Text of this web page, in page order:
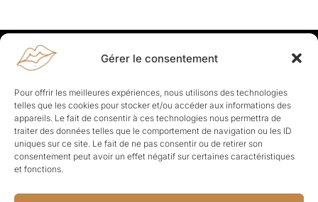
Gérer le consentement
Pour offrir les meilleures expériences, nous utilisons des technologies
telles que les cookies pour stocker et/ou accéder aux informations des
appareils. Le fait de consentir à ces technologies nous permettra de
traiter des données telles que le comportement de navigation ou les ID
uniques sur ce site. Le fait de ne pas consentir ou de retirer son
consentement peut avoir un effet négatif sur certaines caractéristiques
et fonctions.
Rapporteuses
À propos de Rapporteuses :Rapporteuses, c’est l’histoire de
Parisiennes, bien dans leurs baskets qui aiment rapporter ce qui leur
cause, leur apporte et leur rapporte !
Les Topics
Société Politique Business Culture
Sport
Lifestyle